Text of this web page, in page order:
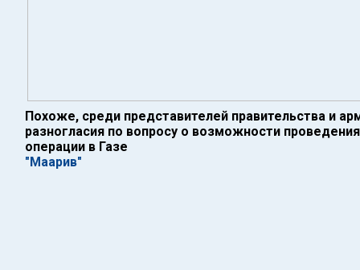
Похоже, среди представителей правительства и
разногласия по вопросу о возможности
операции в Газе
"Маарив"